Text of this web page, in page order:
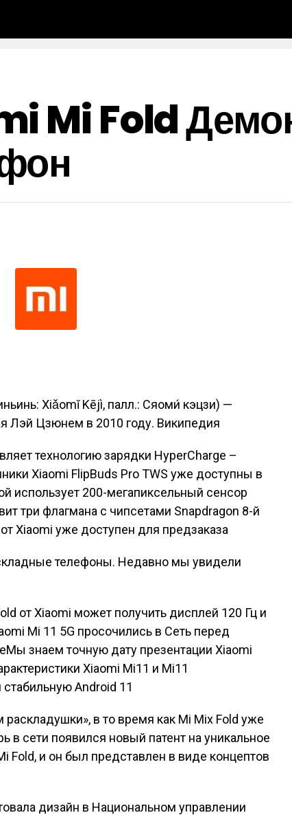
Mi Fold
Xiǎomĭ Kējì, палл.: Сяоми́ кэцзи) —
Лэй Цзюнем в 2010 году. Википедия
технологию зарядки HyperCharge –
Xiaomi FlipBuds Pro TWS уже доступны в
использует 200-мегапиксельный сенсор
три флагмана с чипсетами Snapdragon 8-й
Xiaomi уже доступен для предзаказа
телефоны. Недавно мы увидели
от Xiaomi может получить дисплей 120 Гц и
Mi 11 5G просочились в Сеть перед
знаем точную дату презентации Xiaomi
Xiaomi Mi11 и Mi11
Android 11
в то время как Mi Mix Fold уже
в сети появился новый патент на уникальное
Fold, и он был представлен в виде концептов
дизайн в Национальном управлении